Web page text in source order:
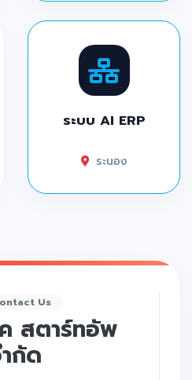
ระบบ AI ERP
ระนอง
Us
สตาร์ทอัพ
กัด